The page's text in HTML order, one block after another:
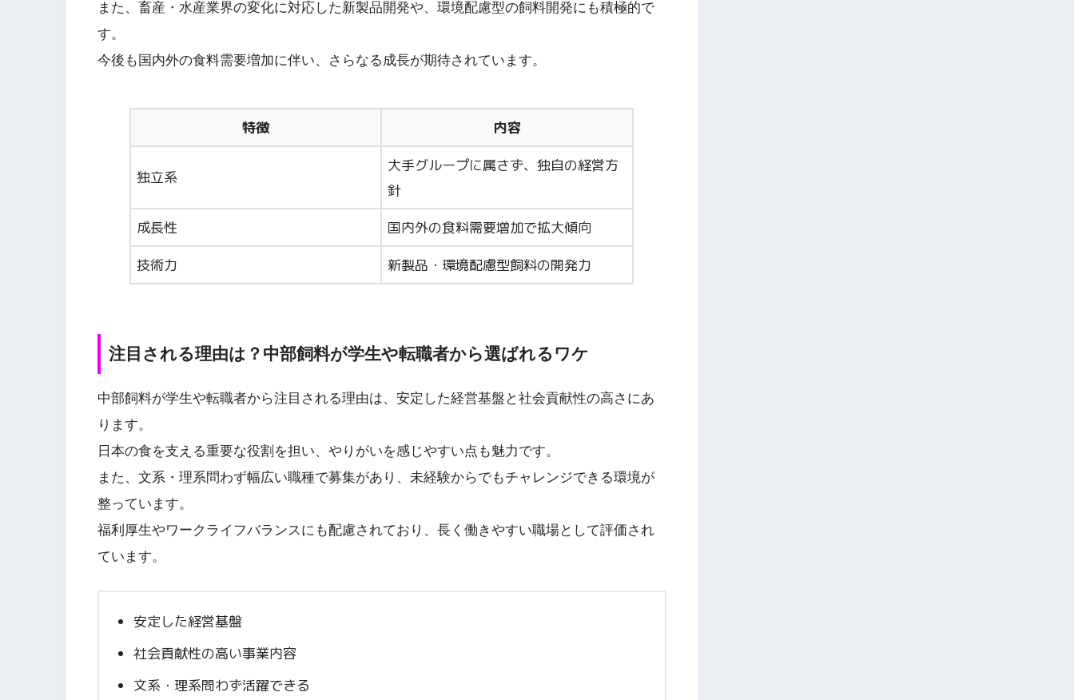
また、畜産・水産業界の変化に対応した新製品開発や、環境配慮型の飼料開発にも積極的で
す。
今後も国内外の食料需要増加に伴い、さらなる成長が期待されています。
特徴 内容
独立系
大手グループに属さず、独自の経営方
針
成長性 国内外の食料需要増加で拡大傾向
技術力 新製品・環境配慮型飼料の開発力
注目される理由は？中部飼料が学生や転職者から選ばれるワケ
中部飼料が学生や転職者から注目される理由は、安定した経営基盤と社会貢献性の高さにあ
ります。
日本の食を支える重要な役割を担い、やりがいを感じやすい点も魅力です。
また、文系・理系問わず幅広い職種で募集があり、未経験からでもチャレンジできる環境が
整っています。
福利厚生やワークライフバランスにも配慮されており、長く働きやすい職場として評価され
ています。
安定した経営基盤
社会貢献性の高い事業内容
文系・理系問わず活躍できる